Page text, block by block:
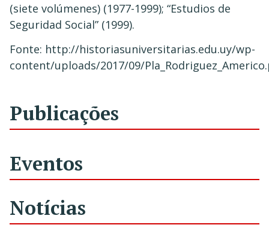
(siete volúmenes) (1977-1999); “Estudios de
Seguridad Social” (1999).
Fonte: http://historiasuniversitarias.edu.uy/wp-
content/uploads/2017/09/
Publicações
Eventos
Notícias